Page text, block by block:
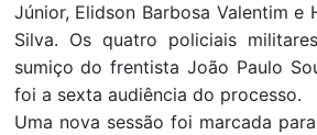
Júnior, Elidson Barbosa Valentim e
Silva. Os quatro policiais
sumiço do frentista João Paulo
foi a sexta audiência do processo.
Uma nova sessão foi marcada